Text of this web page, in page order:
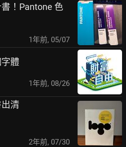
！Pantone 色
1年前, 05/07
體
1年前, 08/26
清
2年前, 07/30